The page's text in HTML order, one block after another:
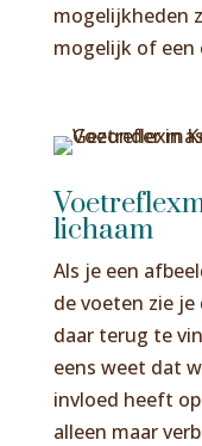
mogelijkheden
mogelijk of een
lichaam
Als je een
de voeten zie
daar terug te
eens weet dat
invloed heeft
alleen maar